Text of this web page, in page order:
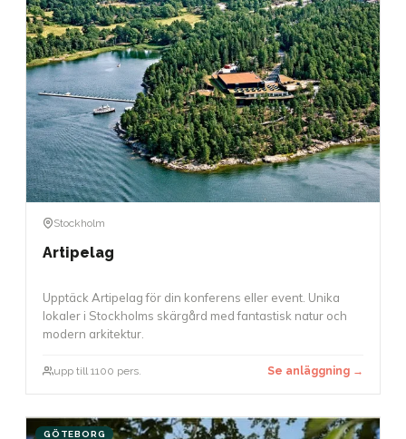
Stockholm
Artipelag
Upptäck Artipelag för din konferens eller event. Unika
lokaler i Stockholms skärgård med fantastisk natur och
modern arkitektur.
upp till 1100 pers. Se anläggning →
GÖTEBORG